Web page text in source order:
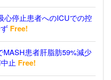
心停止患者へのICUでの控
Free!
MASH患者肝脂肪59%減少
止 Free!